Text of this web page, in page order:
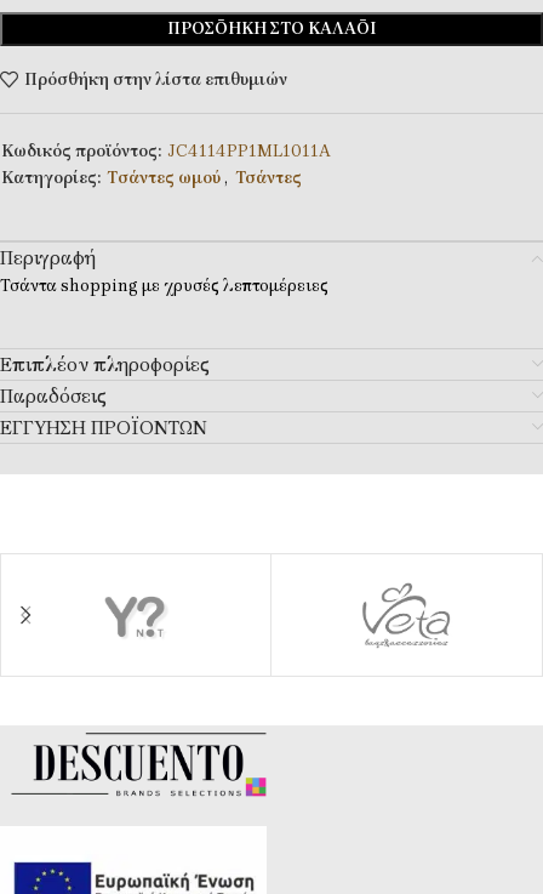
ΠΡΟΣΘΉΚΗ ΣΤΟ ΚΑΛΆΘΙ
Πρόσθήκη στην λίστα επιθυμιών
Κωδικός προϊόντος: JC4114PP1ML1011A
Κατηγορίες: Tσάντες ωμού, Τσάντες
Περιγραφή
Τσάντα shopping με χρυσές λεπτομέρειες
Επιπλέον πληροφορίες
Παραδόσεις
ΕΓΓΥΗΣΗ ΠΡΟΪΟΝΤΩΝ